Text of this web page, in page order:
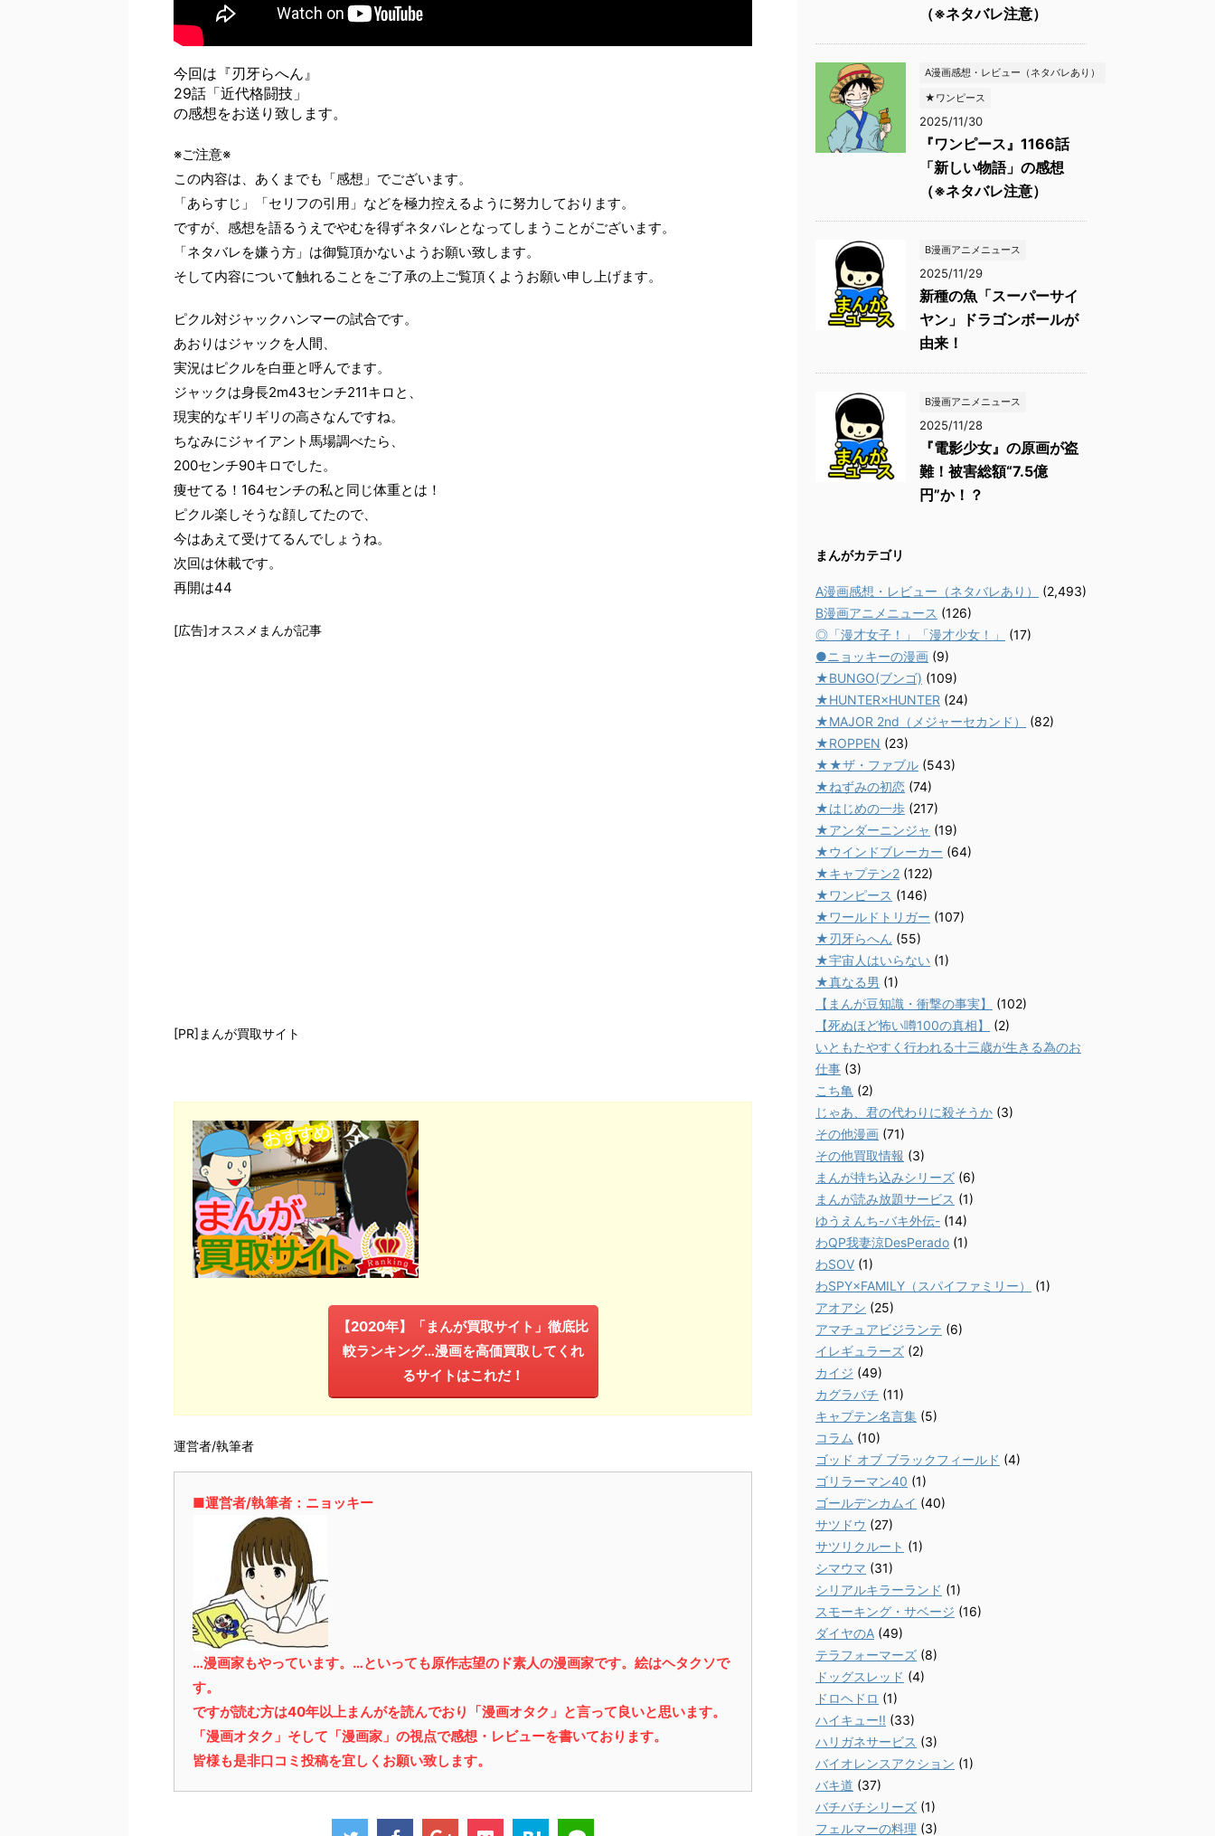
今回は『刃牙らへん』
29話「近代格闘技」
の感想をお送り致します。
※ご注意※
この内容は、あくまでも「感想」でございます。
「あらすじ」「セリフの引用」などを極力控えるように努力しております。
ですが、感想を語るうえでやむを得ずネタバレとなってしまうことがございます。
「ネタバレを嫌う方」は御覧頂かないようお願い致します。
そして内容について触れることをご了承の上ご覧頂くようお願い申し上げます。
ピクル対ジャックハンマーの試合です。
あおりはジャックを人間、
実況はピクルを白亜と呼んでます。
ジャックは身長2m43センチ211キロと、
現実的なギリギリの高さなんですね。
ちなみにジャイアント馬場調べたら、
200センチ90キロでした。
痩せてる！164センチの私と同じ体重とは！
ピクル楽しそうな顔してたので、
今はあえて受けてるんでしょうね。
次回は休載です。
再開は44
[広告]オススメまんが記事
[PR]まんが買取サイト
【2020年】「まんが買取サイト」徹底比
較ランキング…漫画を高価買取してくれ
るサイトはこれだ！
運営者/執筆者
■運営者/執筆者：ニョッキー
…漫画家もやっています。…といっても原作志望のド素人の漫画家です。絵はヘタクソで
す。
ですが読む方は40年以上まんがを読んでおり「漫画オタク」と言って良いと思います。
「漫画オタク」そして「漫画家」の視点で感想・レビューを書いております。
皆様も是非口コミ投稿を宜しくお願い致します。
（※ネタバレ注意）
A漫画感想・レビュー（ネタバレあり）
★ワンピース
2025/11/30
『ワンピース』1166話
「新しい物語」の感想
（※ネタバレ注意）
B漫画アニメニュース
2025/11/29
新種の魚「スーパーサイ
ヤン」ドラゴンボールが
由来！
B漫画アニメニュース
2025/11/28
『電影少女』の原画が盗
難！被害総額“7.5億
円”か！？
まんがカテゴリ
A漫画感想・レビュー（ネタバレあり）
(2,493)
B漫画アニメニュース (126)
◎「漫才女子！」「漫才少女！」
(17)
●ニョッキーの漫画 (9)
★BUNGO(ブンゴ) (109)
★HUNTER×HUNTER (24)
★MAJOR 2nd（メジャーセカンド）
(82)
★ROPPEN (23)
★★ザ・ファブル (543)
★ねずみの初恋 (74)
★はじめの一歩 (217)
★アンダーニンジャ (19)
★ウインドブレーカー (64)
★キャプテン2 (122)
★ワンピース (146)
★ワールドトリガー (107)
★刃牙らへん (55)
★宇宙人はいらない (1)
★真なる男 (1)
【まんが豆知識・衝撃の事実】
(102)
【死ぬほど怖い噂100の真相】
(2)
いともたやすく行われる十三歳が生きる為のお
仕事 (3)
こち亀 (2)
じゃあ、君の代わりに殺そうか (3)
その他漫画 (71)
その他買取情報 (3)
まんが持ち込みシリーズ (6)
まんが読み放題サービス (1)
ゆうえんち-バキ外伝- (14)
わQP我妻涼DesPerado (1)
わSOV (1)
わSPY×FAMILY（スパイファミリー）
(1)
アオアシ (25)
アマチュアビジランテ (6)
イレギュラーズ (2)
カイジ (49)
カグラバチ (11)
キャプテン名言集 (5)
コラム (10)
ゴッド オブ ブラックフィールド (4)
ゴリラーマン40 (1)
ゴールデンカムイ (40)
サツドウ (27)
サツリクルート (1)
シマウマ (31)
シリアルキラーランド (1)
スモーキング・サベージ (16)
ダイヤのA (49)
テラフォーマーズ (8)
ドッグスレッド (4)
ドロヘドロ (1)
ハイキュー!! (33)
ハリガネサービス (3)
バイオレンスアクション (1)
バキ道 (37)
バチバチシリーズ (1)
フェルマーの料理 (3)